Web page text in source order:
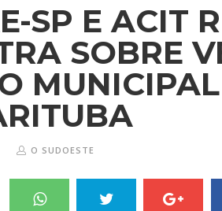
SP E ACIT
SOBRE
O SUDOESTE